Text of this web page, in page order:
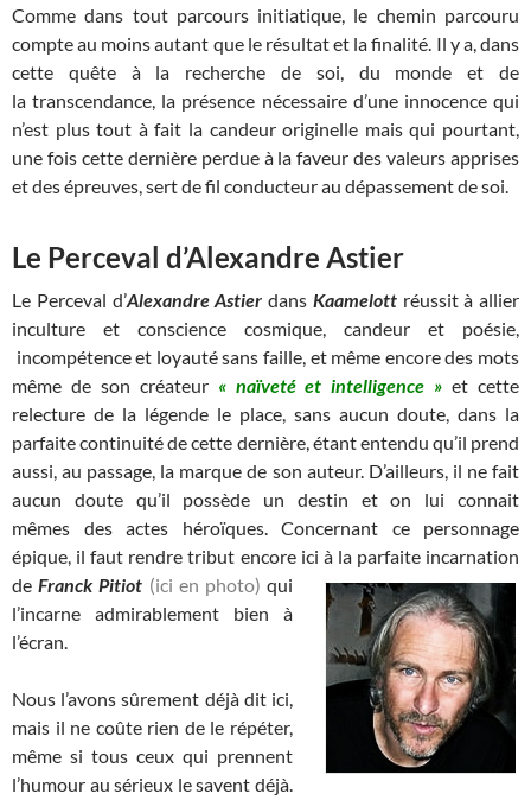
Comme dans tout parcours initiatique, le chemin parcouru
compte au moins autant que le résultat et la finalité. Il y a, dans
cette quête à la recherche de soi, du monde et de
la transcendance, la présence nécessaire d’une innocence qui
n’est plus tout à fait la candeur originelle mais qui pourtant,
une fois cette dernière perdue à la faveur des valeurs apprises
et des épreuves, sert de fil conducteur au dépassement de soi.
Le Perceval d’Alexandre Astier
Le Perceval d’Alexandre Astier dans Kaamelottréussit à allier
inculture et conscience cosmique, candeur et poésie,
incompétence et loyauté sans faille, et même encore des mots
même de son créateur « naïveté et intelligence » et cette
relecture de la légende le place, sans aucun doute, dans la
parfaite continuité de cette dernière, étant entendu qu’il prend
aussi, au passage, la marque de son auteur. D’ailleurs, il ne fait
aucun doute qu’il possède un destin et on lui connait
mêmes des actes héroïques. Concernant ce personnage
épique, il faut rendre tribut encore ici à la parfaite incarnation
deFranck Pitiot (ici en photo) qui
l’incarne admirablement bien à
l’écran.
Nous l’avons sûrement déjà dit ici,
mais il ne coûte rien de le répéter,
même si tous ceux qui prennent
l’humour au sérieux le savent déjà.